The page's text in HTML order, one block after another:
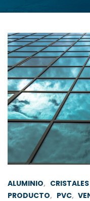
ALUMINIO,
PRODUCTO, PVC,